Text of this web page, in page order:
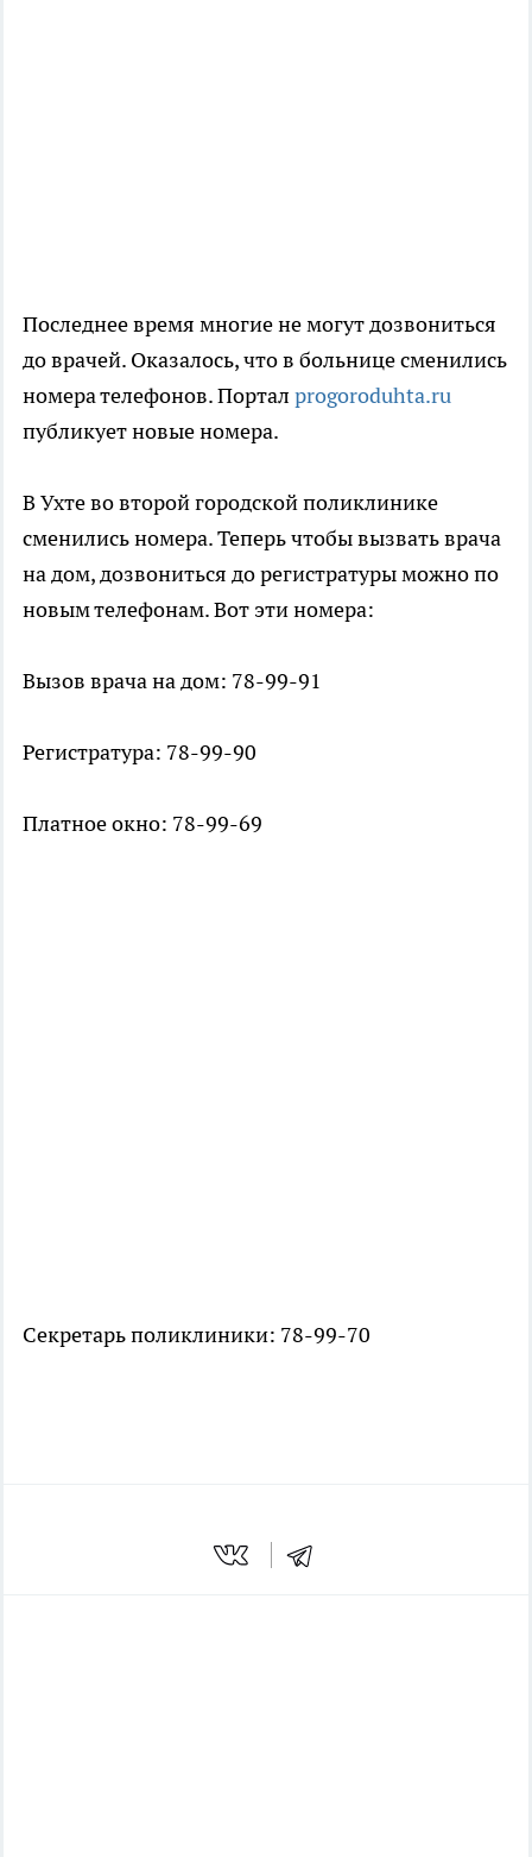
Последнее время многие не могут дозвониться
до врачей. Оказалось, что в больнице сменились
номера телефонов. Портал progoroduhta.ru
публикует новые номера.
В Ухте во второй городской поликлинике
сменились номера. Теперь чтобы вызвать врача
на дом, дозвониться до регистратуры можно по
новым телефонам. Вот эти номера:
Вызов врача на дом: 78-99-91
Регистратура: 78-99-90
Платное окно: 78-99-69
Секретарь поликлиники: 78-99-70